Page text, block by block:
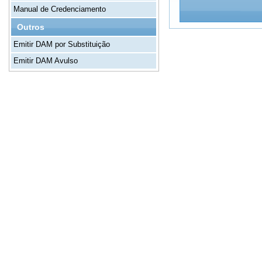
Manual de Credenciamento
Outros
Emitir DAM por Substituição
Emitir DAM Avulso